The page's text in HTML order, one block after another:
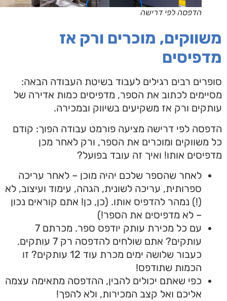
הדפסה לפי דרישה
מוכרים ורק אז
רבים רגילים לעבוד בשיטת העבודה הבאה:
לכתוב את הספר, מדפיסים כמות אדירה של
ורק אז משקיעים בשיווק ובמכירה.
לפי דרישה מציעה פורמט עבודה הפוך: קודם
משווקים ומוכרים את הספר, ורק לאחר מכן
אותו! ואיך זה עובד בפועל?
לאחר שהספר שלכם יהיה מוכן – לאחר עריכה
ספרותית, עריכה לשונית, הגהה, עימוד ועיצוב, לא
(!) נמהר להדפיס אותו. (כן, כן! אתם קוראים נכון
– לא מדפיסים את הספר!)
עם כל מכירת עותק יודפס ספר. מכרתם 7
עותקים? אתם שולחים להדפסה רק 7 עותקים.
כעבור שלושה ימים מכרת עוד 12 עותקים? זו
הכמות שתודפס!
כפי שאתם יכולים להבין, ההדפסה מתאימה עצמה
אליכם ואל קצב המכירות, ולא להפך!